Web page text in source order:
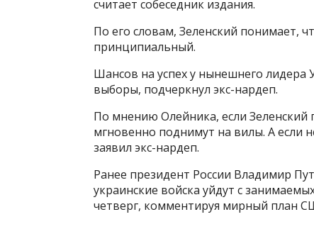
считает собеседник издания.
По его словам, Зеленский понимает,
принципиальный.
Шансов на успех у нынешнего лидера
выборы, подчеркнул экс-нардеп.
По мнению Олейника, если Зеленский
мгновенно поднимут на вилы. А если
заявил экс-нардеп.
Ранее президент России Владимир
украинские войска уйдут с
четверг, комментируя мирный план